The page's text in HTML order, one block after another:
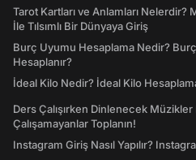
Tarot Kartları ve Anlamları
İle Tılsımlı Bir Dünyaya Giriş
Burç Uyumu Hesaplama Nedir?
Hesaplanır?
İdeal Kilo Nedir? İdeal Kilo Hesaplama
Ders Çalışırken Dinlenecek
Çalışamayanlar Toplanın!
Instagram Giriş Nasıl Yapılır?